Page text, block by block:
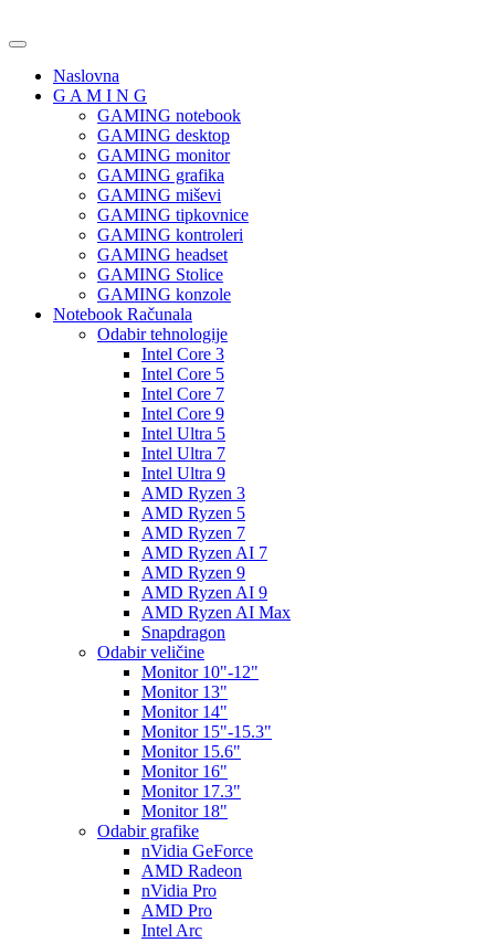
Naslovna
G A M I N G
GAMING notebook
GAMING desktop
GAMING monitor
GAMING grafika
GAMING miševi
GAMING tipkovnice
GAMING kontroleri
GAMING headset
GAMING Stolice
GAMING konzole
Notebook Računala
Odabir tehnologije
Intel Core 3
Intel Core 5
Intel Core 7
Intel Core 9
Intel Ultra 5
Intel Ultra 7
Intel Ultra 9
AMD Ryzen 3
AMD Ryzen 5
AMD Ryzen 7
AMD Ryzen AI 7
AMD Ryzen 9
AMD Ryzen AI 9
AMD Ryzen AI Max
Snapdragon
Odabir veličine
Monitor 10"-12"
Monitor 13"
Monitor 14"
Monitor 15"-15.3"
Monitor 15.6"
Monitor 16"
Monitor 17.3"
Monitor 18"
Odabir grafike
nVidia GeForce
AMD Radeon
nVidia Pro
AMD Pro
Intel Arc